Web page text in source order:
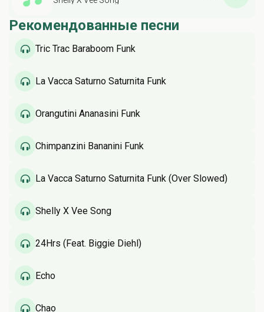
Рекомендованные песни
Tric Trac Baraboom Funk
La Vacca Saturno Saturnita Funk
Orangutini Ananasini Funk
Chimpanzini Bananini Funk
La Vacca Saturno Saturnita Funk (Over Slowed)
Shelly X Vee Song
24Hrs (Feat. Biggie Diehl)
Echo
Chao